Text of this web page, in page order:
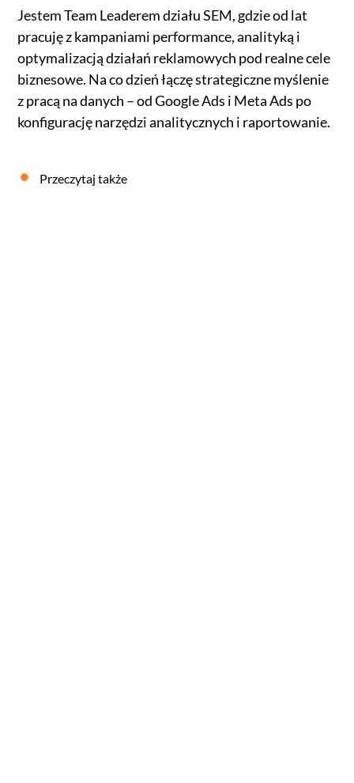
Jestem Team Leaderem działu SEM, gdzie od lat
pracuję z kampaniami performance, analityką i
optymalizacją działań reklamowych pod realne cele
biznesowe. Na co dzień łączę strategiczne myślenie
z pracą na danych – od Google Ads i Meta Ads po
konfigurację narzędzi analitycznych i raportowanie.
Przeczytaj także